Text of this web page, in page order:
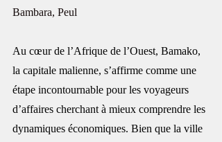
Bambara, Peul
Au cœur de l’Afrique de l’Ouest, Bamako,
la capitale malienne, s’affirme comme une
étape incontournable pour les voyageurs
d’affaires cherchant à mieux comprendre les
dynamiques économiques. Bien que la ville